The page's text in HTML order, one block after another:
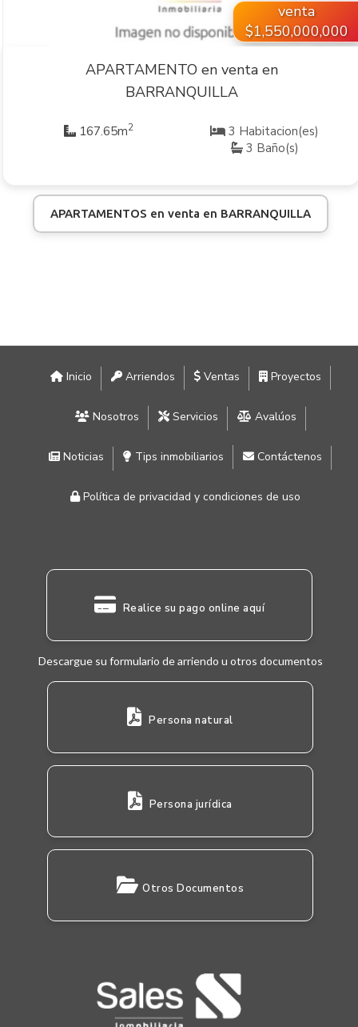
venta
$1,550,000,000
APARTAMENTO en venta en
BARRANQUILLA
167.65m2
3 Habitacion(es)
3 Baño(s)
APARTAMENTOS en venta en BARRANQUILLA
Inicio Arriendos Ventas Proyectos
Nosotros Servicios Avalúos
Noticias Tips inmobiliarios Contáctenos
Política de privacidad y condiciones de uso
Realice su pago online aquí
Descargue su formulario de arriendo u otros documentos
Persona natural
Persona jurídica
Otros Documentos